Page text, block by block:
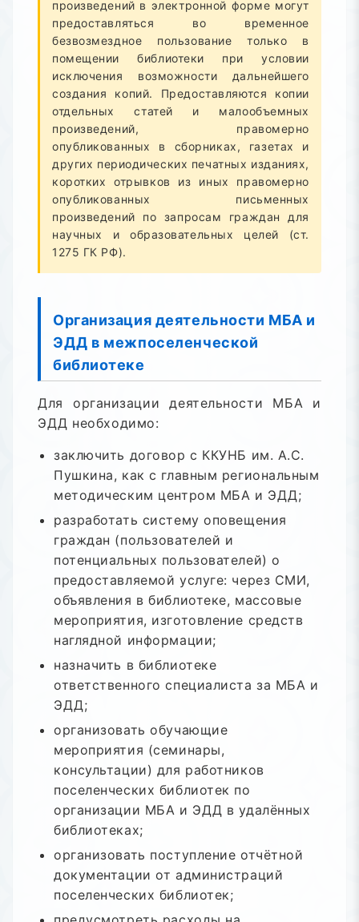
произведений в электронной форме могут
предоставляться во временное
безвозмездное пользование только в
помещении библиотеки при условии
исключения возможности дальнейшего
создания копий. Предоставляются копии
отдельных статей и малообъемных
произведений, правомерно
опубликованных в сборниках, газетах и
других периодических печатных изданиях,
коротких отрывков из иных правомерно
опубликованных письменных
произведений по запросам граждан для
научных и образовательных целей (ст.
1275 ГК РФ).
Организация деятельности МБА и
ЭДД в межпоселенческой
библиотеке
Для организации деятельности МБА и
ЭДД необходимо:
заключить договор с ККУНБ им. А.С.
Пушкина, как с главным региональным
методическим центром МБА и ЭДД;
разработать систему оповещения
граждан (пользователей и
потенциальных пользователей) о
предоставляемой услуге: через СМИ,
объявления в библиотеке, массовые
мероприятия, изготовление средств
наглядной информации;
назначить в библиотеке
ответственного специалиста за МБА и
ЭДД;
организовать обучающие
мероприятия (семинары,
консультации) для работников
поселенческих библиотек по
организации МБА и ЭДД в удалённых
библиотеках;
организовать поступление отчётной
документации от администраций
поселенческих библиотек;